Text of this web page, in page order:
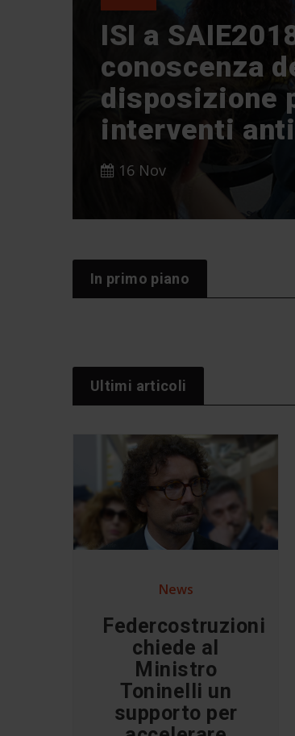
ISI a
conoscenza
disposizione
interventi
16 Nov
In primo piano
Ultimi articoli
News
Federcostruzioni
chiede al
Ministro
Toninelli un
supporto per